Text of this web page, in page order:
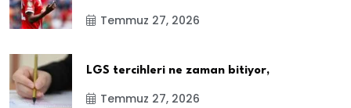
Temmuz 27, 2026
LGS tercihleri ne zaman bitiyor,
Temmuz 27, 2026